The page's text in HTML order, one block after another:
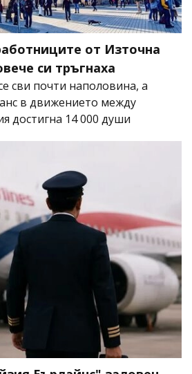
от Източна
си тръгнаха
сви почти наполовина, а
в движението между
достигна 14 000 души